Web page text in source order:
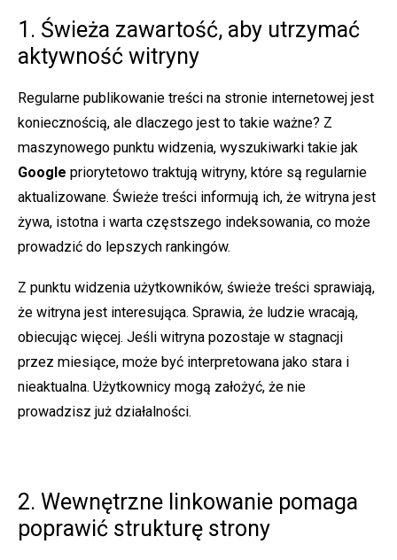
1. Świeża zawartość, aby utrzymać
aktywność witryny
Regularne publikowanie treści na stronie internetowej jest
koniecznością, ale dlaczego jest to takie ważne? Z
maszynowego punktu widzenia, wyszukiwarki takie jak
Google priorytetowo traktują witryny, które są regularnie
aktualizowane. Świeże treści informują ich, że witryna jest
żywa, istotna i warta częstszego indeksowania, co może
prowadzić do lepszych rankingów.
Z punktu widzenia użytkowników, świeże treści sprawiają,
że witryna jest interesująca. Sprawia, że ludzie wracają,
obiecując więcej. Jeśli witryna pozostaje w stagnacji
przez miesiące, może być interpretowana jako stara i
nieaktualna. Użytkownicy mogą założyć, że nie
prowadzisz już działalności.
2. Wewnętrzne linkowanie pomaga
poprawić strukturę strony